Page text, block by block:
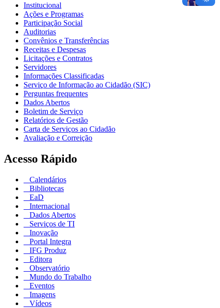
Institucional
Ações e Programas
Participação Social
Auditorias
Convênios e Transferências
Receitas e Despesas
Licitações e Contratos
Servidores
Informações Classificadas
Serviço de Informação ao Cidadão (SIC)
Perguntas frequentes
Dados Abertos
Boletim de Serviço
Relatórios de Gestão
Carta de Serviços ao Cidadão
Avaliação e Correição
Acesso Rápido
Calendários
Bibliotecas
EaD
Internacional
Dados Abertos
Serviços de TI
Inovação
Portal Integra
IFG Produz
Editora
Observatório
Mundo do Trabalho
Eventos
Imagens
Vídeos